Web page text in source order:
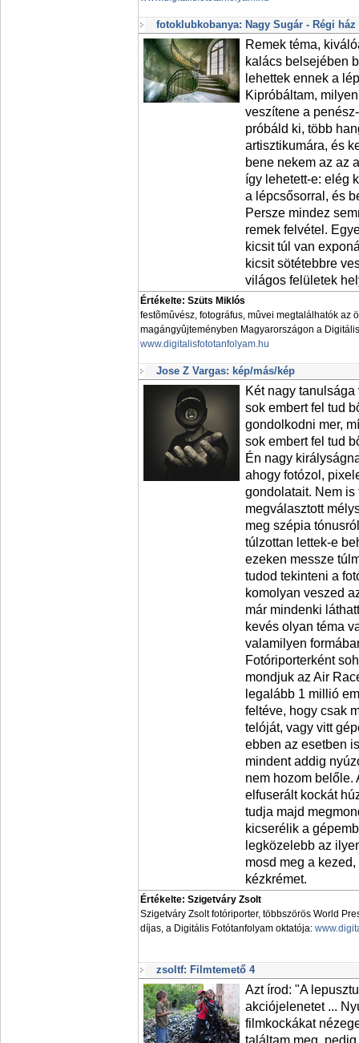
fotoklubkobanya: Nagy Sugár - Régi ház
Remek téma,
kalács belsejében
lehettek ennek a
Kipróbáltam,
veszítene a
próbáld ki, több
artisztikumára, és
bene nekem az az
így lehetett-e: elég
a lépcsősorral, és
Persze mindez
remek felvétel.
kicsit túl van
kicsit sötétebbre
világos felületek
Értékelte: Szüts Miklós
festõmûvész, fotográfus, mûvei megtalálhatók az
magángyûjteményben Magyarországon a
www.digitalisfototanfolyam.hu
Jose Z Vargas: kép/más/kép
Két nagy
sok embert fel tud
gondolkodni mer,
sok embert fel tud
Én nagy
ahogy fotózol,
gondolatait. Nem
megválasztott
meg szépia
túlzottan lettek-e
ezeken messze
tudod tekinteni a
komolyan veszed
már mindenki
kevés olyan téma
valamilyen
Fotóriporterként
mondjuk az Air
legalább 1 millió
feltéve, hogy csak
telóját, vagy vitt
ebben az esetben
mindent addig
nem hozom belőle.
elfuserált kockát
tudja majd
kicserélik a
legközelebb az
mosd meg a
kézkrémet.
Értékelte: Szigetváry Zsolt
Szigetváry Zsolt fotóriporter, többszörös World
díjas, a Digitális Fotótanfolyam oktatója:
zsoltf: Filmtemető 4
Azt írod: "A
akciójelenetet ...
filmkockákat
találtam meg,